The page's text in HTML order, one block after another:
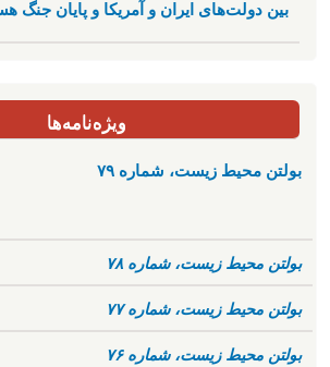
بین دولت‌های ایران و آمریکا و پایان جنگ
ویژه‌نامه‌ها
بولتن محیط زیست، شماره ۷۹
بولتن محیط زیست، شماره ۷۸
بولتن محیط زیست، شماره ۷۷
بولتن محیط زیست، شماره ۷۶